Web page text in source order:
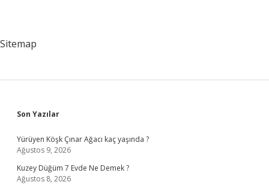
Sitemap
Sidebar
Son Yazılar
Yürüyen Köşk Çınar Ağacı kaç yaşında ?
Ağustos 9, 2026
Kuzey Düğüm 7 Evde Ne Demek ?
Ağustos 8, 2026